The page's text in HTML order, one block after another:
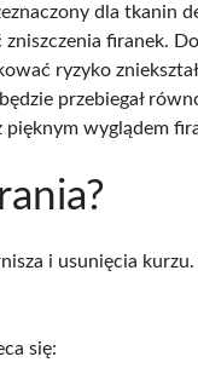
dla tkanin
zniszczenia firanek.
ryzyko
przebiegał
wyglądem
i usunięcia
się: